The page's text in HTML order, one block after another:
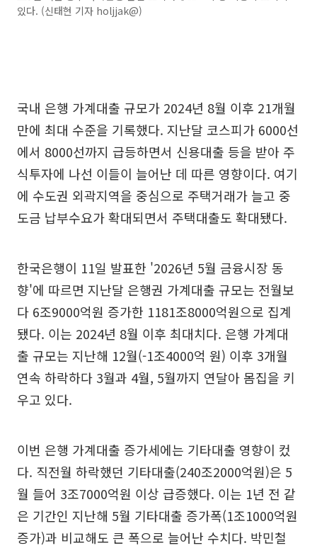
있다. (신태현 기자 holjjak@)
국내 은행 가계대출 규모가 2024년 8월 이후 21개월
만에 최대 수준을 기록했다. 지난달 코스피가 6000선
에서 8000선까지 급등하면서 신용대출 등을 받아 주
식투자에 나선 이들이 늘어난 데 따른 영향이다. 여기
에 수도권 외곽지역을 중심으로 주택거래가 늘고 중
도금 납부수요가 확대되면서 주택대출도 확대됐다.
한국은행이 11일 발표한 '2026년 5월 금융시장 동
향'에 따르면 지난달 은행권 가계대출 규모는 전월보
다 6조9000억원 증가한 1181조8000억원으로 집계
됐다. 이는 2024년 8월 이후 최대치다. 은행 가계대
출 규모는 지난해 12월(-1조4000억 원) 이후 3개월
연속 하락하다 3월과 4월, 5월까지 연달아 몸집을 키
우고 있다.
이번 은행 가계대출 증가세에는 기타대출 영향이 컸
다. 직전월 하락했던 기타대출(240조2000억원)은 5
월 들어 3조7000억원 이상 급증했다. 이는 1년 전 같
은 기간인 지난해 5월 기타대출 증가폭(1조1000억원
증가)과 비교해도 큰 폭으로 늘어난 수치다. 박민철